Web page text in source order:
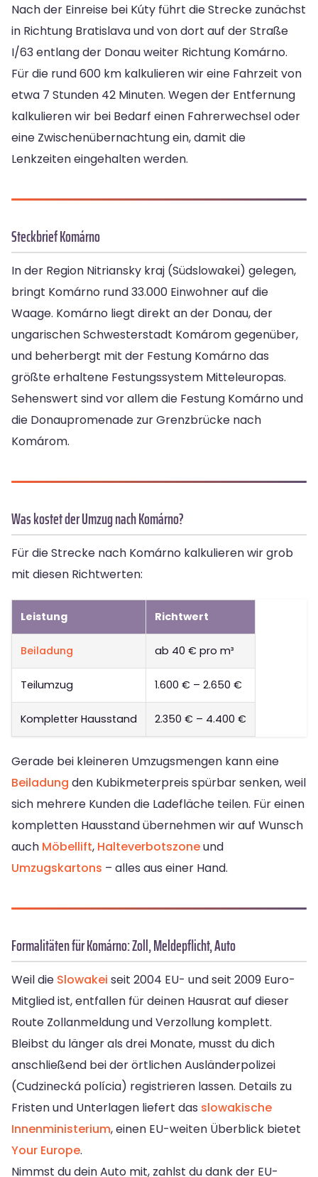
Nach der Einreise bei Kúty führt die Strecke zunächst
in Richtung Bratislava und von dort auf der Straße
I/63 entlang der Donau weiter Richtung Komárno.
Für die rund 600 km kalkulieren wir eine Fahrzeit von
etwa 7 Stunden 42 Minuten. Wegen der Entfernung
kalkulieren wir bei Bedarf einen Fahrerwechsel oder
eine Zwischenübernachtung ein, damit die
Lenkzeiten eingehalten werden.
Steckbrief Komárno
In der Region Nitriansky kraj (Südslowakei) gelegen,
bringt Komárno rund 33.000 Einwohner auf die
Waage. Komárno liegt direkt an der Donau, der
ungarischen Schwesterstadt Komárom gegenüber,
und beherbergt mit der Festung Komárno das
größte erhaltene Festungssystem Mitteleuropas.
Sehenswert sind vor allem die Festung Komárno und
die Donaupromenade zur Grenzbrücke nach
Komárom.
Was kostet der Umzug nach Komárno?
Für die Strecke nach Komárno kalkulieren wir grob
mit diesen Richtwerten:
Leistung Richtwert
Beiladung ab 40 € pro m³
Teilumzug 1.600 € – 2.650 €
Kompletter Hausstand 2.350 € – 4.400 €
Gerade bei kleineren Umzugsmengen kann eine
Beiladung den Kubikmeterpreis spürbar senken, weil
sich mehrere Kunden die Ladefläche teilen. Für einen
kompletten Hausstand übernehmen wir auf Wunsch
auch Möbellift, Halteverbotszoneund
Umzugskartons – alles aus einer Hand.
Formalitäten für Komárno: Zoll, Meldepflicht, Auto
Weil die Slowakei seit 2004 EU- und seit 2009 Euro-
Mitglied ist, entfallen für deinen Hausrat auf dieser
Route Zollanmeldung und Verzollung komplett.
Bleibst du länger als drei Monate, musst du dich
anschließend bei der örtlichen Ausländerpolizei
(Cudzinecká polícia) registrieren lassen. Details zu
Fristen und Unterlagen liefert das slowakische
Innenministerium, einen EU-weiten Überblick bietet
Your Europe.
Nimmst du dein Auto mit, zahlst du dank der EU-